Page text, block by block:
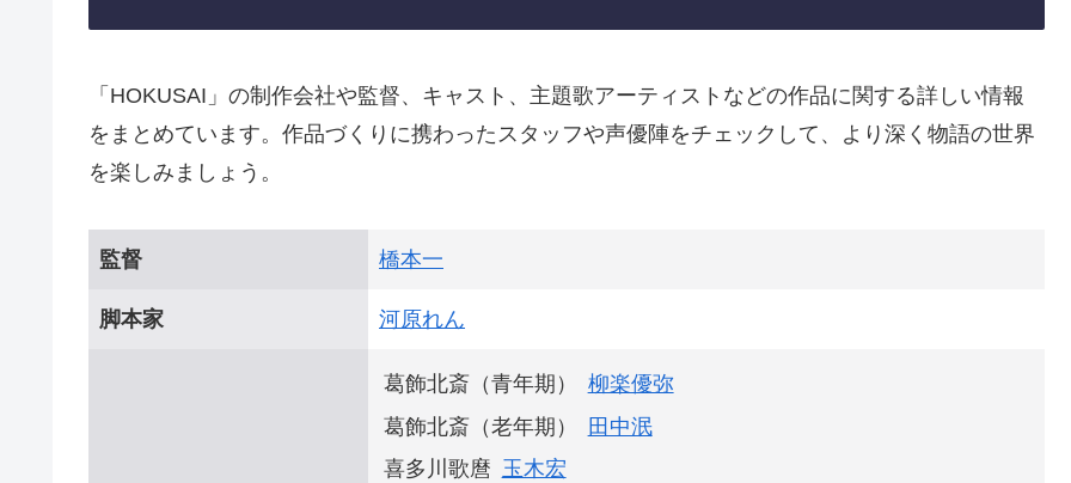
「HOKUSAI」の制作会社や監督、キャスト、主題歌アーティストなどの作品に関する詳しい情報
をまとめています。作品づくりに携わったスタッフや声優陣をチェックして、より深く物語の世界
を楽しみましょう。
監督 橋本一
脚本家 河原れん
葛飾北斎（青年期）
柳楽優弥
葛飾北斎（老年期）
田中泯
喜多川歌麿 玉木宏